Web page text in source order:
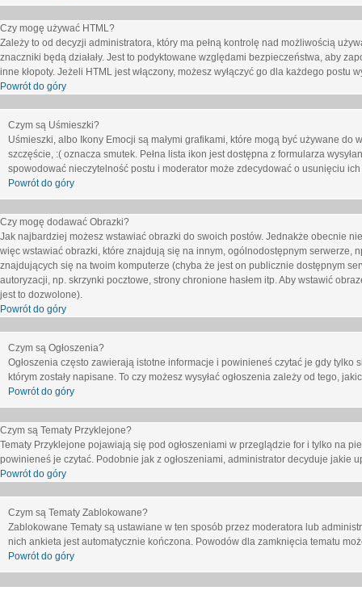
Czy mogę używać HTML?
Zależy to od decyzji administratora, który ma pełną kontrolę nad możliwością
znaczniki będą działały. Jest to podyktowane względami bezpieczeństwa, aby
inne kłopoty. Jeżeli HTML jest włączony, możesz wyłączyć go dla każdego
Powrót do góry
Czym są Uśmieszki?
Uśmieszki, albo Ikony Emocji są małymi grafikami, które mogą być używane
szczęście, :( oznacza smutek. Pełna lista ikon jest dostępna z formularza
spowodować nieczytelność postu i moderator może zdecydować o usunięciu ich
Powrót do góry
Czy mogę dodawać Obrazki?
Jak najbardziej możesz wstawiać obrazki do swoich postów. Jednakże obecnie
więc wstawiać obrazki, które znajdują się na innym, ogólnodostępnym serwerze,
znajdujących się na twoim komputerze (chyba że jest on publicznie dostępnym
autoryzacji, np. skrzynki pocztowe, strony chronione hasłem itp. Aby wstawić
jest to dozwolone).
Powrót do góry
Czym są Ogłoszenia?
Ogłoszenia często zawierają istotne informacje i powinieneś czytać je gdy
którym zostały napisane. To czy możesz wysyłać ogłoszenia zależy od tego,
Powrót do góry
Czym są Tematy Przyklejone?
Tematy Przyklejone pojawiają się pod ogłoszeniami w przeglądzie for i tylko na
powinieneś je czytać. Podobnie jak z ogłoszeniami, administrator decyduje
Powrót do góry
Czym są Tematy Zablokowane?
Zablokowane Tematy są ustawiane w ten sposób przez moderatora lub
nich ankieta jest automatycznie kończona. Powodów dla zamknięcia tematu
Powrót do góry